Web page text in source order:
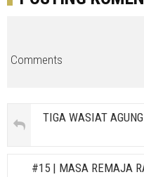
Comments
TIGA WASIAT AGUNG
#15 | MASA REMAJA